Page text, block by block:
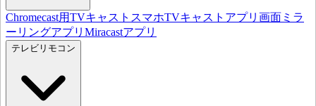
Chromecast用TVキャスト スマホTVキャストアプリ 画面ミラ
ーリングアプリ Miracastアプリ
テレビリモコン